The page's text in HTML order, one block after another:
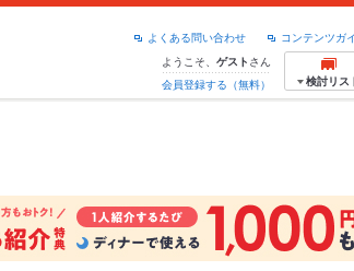
コンテンツガ
よくある問い合わせ
ようこそ、 ゲスト さん
会員登録する（無料）
検討リス